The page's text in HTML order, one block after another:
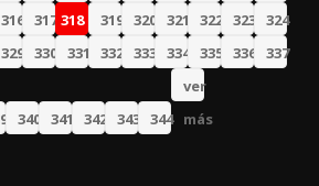
316 317 318 319 320 321 322 323
324
329 330 331 332 333 334 335 336 337
340 341 342 343 344
ver
más